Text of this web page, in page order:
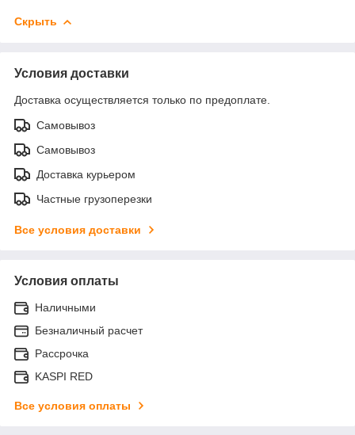
Скрыть
Условия доставки
Доставка осуществляется только по предоплате.
Самовывоз
Самовывоз
Доставка курьером
Частные грузоперезки
Все условия доставки
Условия оплаты
Наличными
Безналичный расчет
Рассрочка
KASPI RED
Все условия оплаты